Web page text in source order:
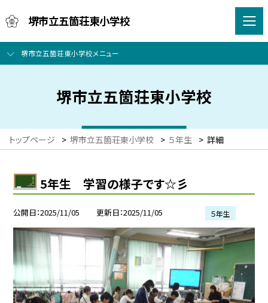
堺市立五箇荘東小学校
堺市立五箇荘東小学校メニュー
堺市立五箇荘東小学校
トップページ > 堺市立五箇荘東小学校 > ５年生 > 詳細
5年生 学習の様子です☆彡
公開日 2025/11/05 更新日 2025/11/05 ５年生